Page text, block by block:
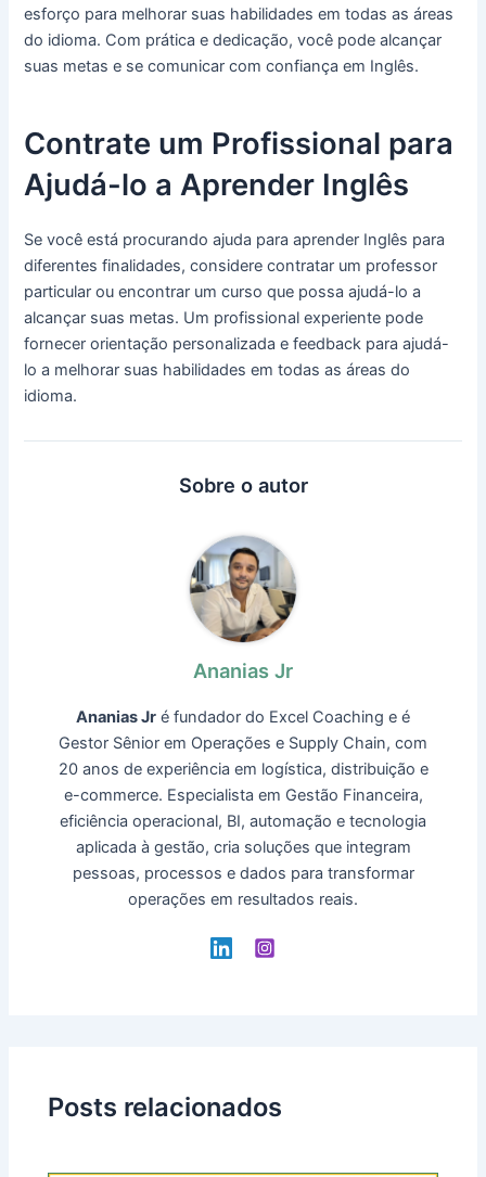
esforço para melhorar suas habilidades em todas as áreas
do idioma. Com prática e dedicação, você pode alcançar
suas metas e se comunicar com confiança em Inglês.
Contrate um Profissional para
Ajudá-lo a Aprender Inglês
Se você está procurando ajuda para aprender Inglês para
diferentes finalidades, considere contratar um professor
particular ou encontrar um curso que possa ajudá-lo a
alcançar suas metas. Um profissional experiente pode
fornecer orientação personalizada e feedback para ajudá-
lo a melhorar suas habilidades em todas as áreas do
idioma.
Sobre o autor
Ananias Jr
Ananias Jr é fundador do Excel Coaching e é
Gestor Sênior em Operações e Supply Chain, com
20 anos de experiência em logística, distribuição e
e-commerce. Especialista em Gestão Financeira,
eficiência operacional, BI, automação e tecnologia
aplicada à gestão, cria soluções que integram
pessoas, processos e dados para transformar
operações em resultados reais.
Posts relacionados